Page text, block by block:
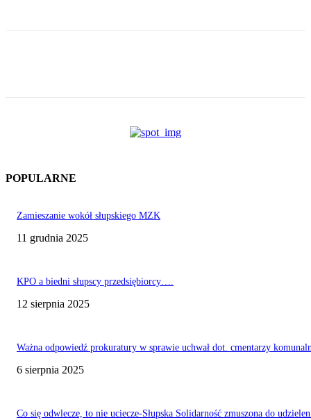
POPULARNE
Zamieszanie wokół słupskiego MZK
11 grudnia 2025
KPO a biedni słupscy przedsiębiorcy….
12 sierpnia 2025
Ważna odpowiedź prokuratury w sprawie uchwał dot. cmentarzy
6 sierpnia 2025
Co się odwlecze, to nie uciecze-Słupska Solidarność zmuszona do